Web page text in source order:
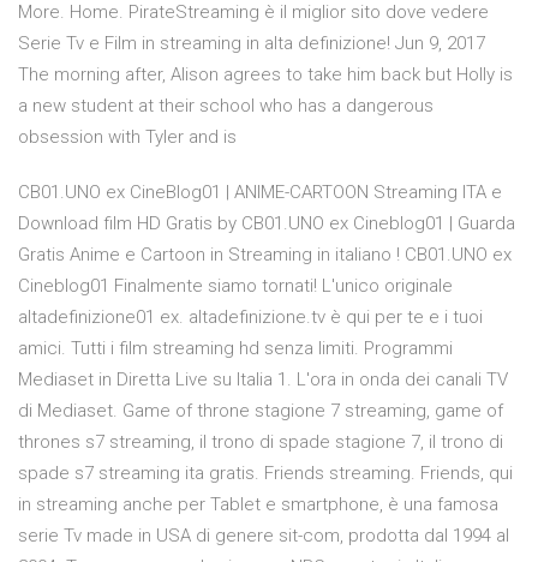
More. Home. PirateStreaming è il miglior sito dove vedere
Serie Tv e Film in streaming in alta definizione! Jun 9, 2017
The morning after, Alison agrees to take him back but Holly is
a new student at their school who has a dangerous
obsession with Tyler and is
CB01.UNO ex CineBlog01 | ANIME-CARTOON Streaming ITA e
Download film HD Gratis by CB01.UNO ex Cineblog01 | Guarda
Gratis Anime e Cartoon in Streaming in italiano ! CB01.UNO ex
Cineblog01 Finalmente siamo tornati! L'unico originale
altadefinizione01 ex. altadefinizione.tv è qui per te e i tuoi
amici. Tutti i film streaming hd senza limiti. Programmi
Mediaset in Diretta Live su Italia 1. L'ora in onda dei canali TV
di Mediaset. Game of throne stagione 7 streaming, game of
thrones s7 streaming, il trono di spade stagione 7, il trono di
spade s7 streaming ita gratis. Friends streaming. Friends, qui
in streaming anche per Tablet e smartphone, è una famosa
serie Tv made in USA di genere sit-com, prodotta dal 1994 al